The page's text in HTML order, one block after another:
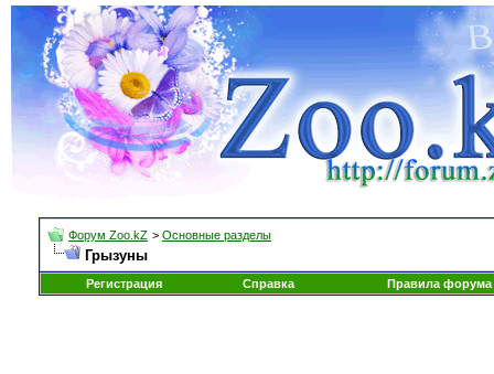
Форум Zoo.kZ > Основные разделы
Грызуны
Регистрация Справка Правила форума